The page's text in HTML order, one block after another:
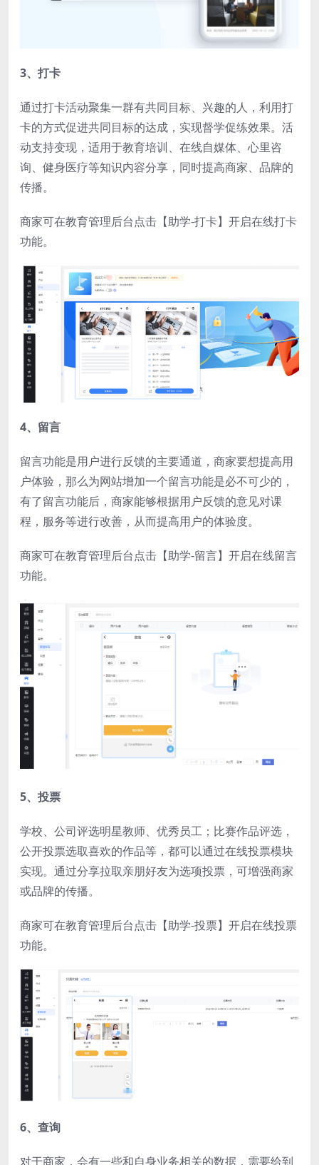
3、打卡
通过打卡活动聚集一群有共同目标、兴趣的人，利用打
卡的方式促进共同目标的达成，实现督学促练效果。活
动支持变现，适用于教育培训、在线自媒体、心里咨
询、健身医疗等知识内容分享，同时提高商家、品牌的
传播。
商家可在教育管理后台点击【助学-打卡】开启在线打卡
功能。
4、留言
留言功能是用户进行反馈的主要通道，商家要想提高用
户体验，那么为网站增加一个留言功能是必不可少的，
有了留言功能后，商家能够根据用户反馈的意见对课
程，服务等进行改善，从而提高用户的体验度。
商家可在教育管理后台点击【助学-留言】开启在线留言
功能。
5、投票
学校、公司评选明星教师、优秀员工；比赛作品评选，
公开投票选取喜欢的作品等，都可以通过在线投票模块
实现。通过分享拉取亲朋好友为选项投票，可增强商家
或品牌的传播。
商家可在教育管理后台点击【助学-投票】开启在线投票
功能。
6、查询
对于商家，会有一些和自身业务相关的数据，需要给到